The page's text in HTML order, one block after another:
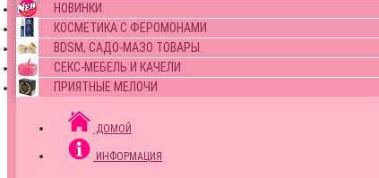
НОВИНКИ
КОСМЕТИКА С ФЕРОМОНАМИ
BDSM, САДО-МАЗО ТОВАРЫ
СЕКС-МЕБЕЛЬ И КАЧЕЛИ
ПРИЯТНЫЕ МЕЛОЧИ
ДОМОЙ
ИНФОРМАЦИЯ